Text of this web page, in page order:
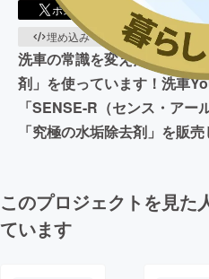
ポスト シェア
埋め込み
QRコード
洗車の常識を変えたい！！
剤」を使っています！洗車
「SENSE-R（センス・アー
「究極の水垢除去剤」を販売
このプロジェクトを見た
ています